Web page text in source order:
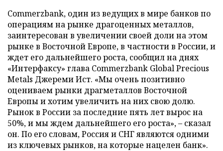
Commerzbank, один из ведущих в мире банков по
операциям на рынке драгоценных металлов,
заинтересован в увеличении своей доли на этом
рынке в Восточной Европе, в частности в России, и
ждет его дальнейшего роста, сообщил на днях
«Интерфаксу» глава Commerzbank Global Precious
Metals Джереми Ист. «Мы очень позитивно
оцениваем рынки драгметаллов Восточной
Европы и хотим увеличить на них свою долю.
Рынок в России за последние пять лет вырос на
50%, и мы ждем дальнейшего его роста», – сказал
он. По его словам, Россия и СНГ являются одними
из ключевых рынков, на которые нацелен банк».